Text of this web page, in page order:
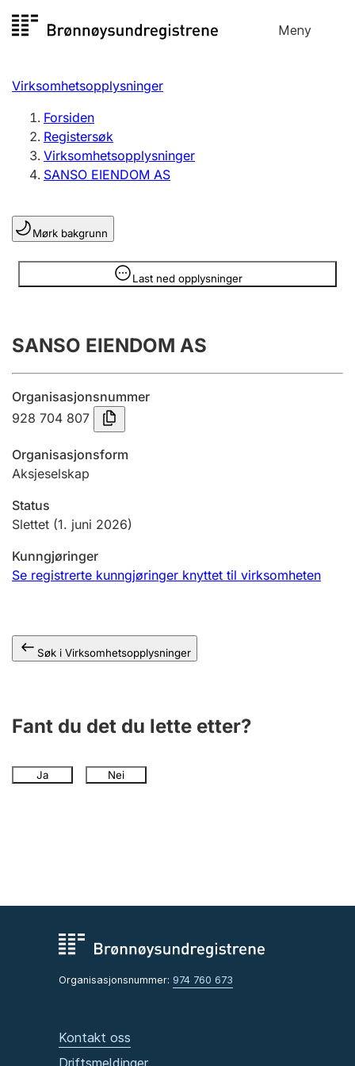
til
Meny
Registersøk
Aksjeselskap
Enkeltpersonforetak
Registrere, endre, slette
Lag og forening
Registrere, endre, slette
Innsending og forsinkelsesgebyr
Tinglysing
Jeger
Offentlig sektor
Andre tema
Virksomhetsopplysninger
Forsiden
Registersøk
Virksomhetsopplysninger
SANSO EIENDOM AS
Mørk bakgrunn
Last ned opplysninger
Opplysninger er skjult
SANSO EIENDOM AS
Organisasjonsnummer
928 704 807
Organisasjonsform
Aksjeselskap
Status
Slettet (1. juni 2026)
Kunngjøringer
Se registrerte kunngjøringer knyttet til virksomheten
Søk i Virksomhetsopplysninger
Fant du det du lette etter?
Ja Nei
Organisasjonsnummer: 974 760 673
Kontakt oss